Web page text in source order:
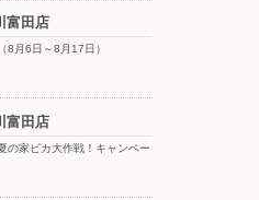
富田店
8月6日～8月17日）
富田店
の家ピカ大作戦！キャンペー